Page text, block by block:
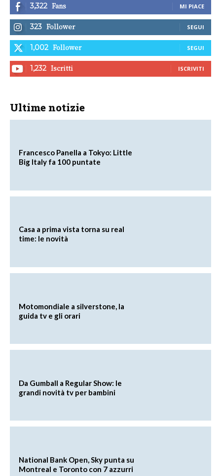
3,322 Fans MI PIACE
323 Follower SEGUI
1,002 Follower SEGUI
1,232 Iscritti ISCRIVITI
Ultime notizie
Francesco Panella a Tokyo: Little
Big Italy fa 100 puntate
Casa a prima vista torna su real
time: le novità
Motomondiale a silverstone, la
guida tv e gli orari
Da Gumball a Regular Show: le
grandi novità tv per bambini
National Bank Open, Sky punta su
Montreal e Toronto con 7 azzurri